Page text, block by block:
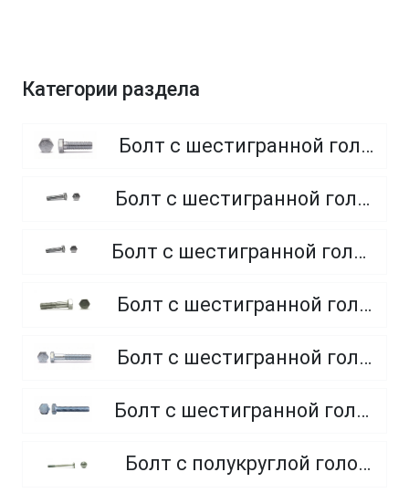
Категории раздела
Болт с шестигранной головкой, полная резьба, класс прочности 8.8
Болт с шестигранной головкой, полная резьба, класс прочности 4.8 и 5.8
Болт с шестигранной головкой, полная резьба, из нержавеющей стали A2 и A4
Болт с шестигранной головкой, неполная резьба, класс прочности 5.8
Болт с шестигранной головкой, неполная резьба, класс прочности 8.8
Болт с шестигранной головкой, полная резьба, класс прочности 10.9 и 12.9
Болт с полукруглой головкой и квадратным подголовником